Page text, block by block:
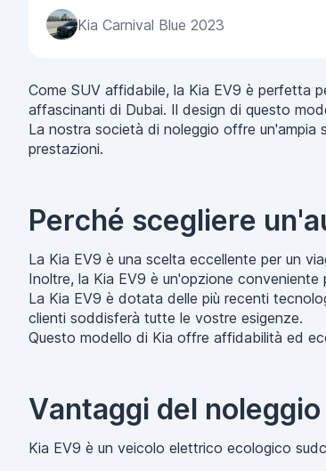
Kia Carnival Blue 2023
Come SUV affidabile, la Kia EV9 è perfetta
affascinanti di Dubai. Il design di questo
La nostra società di noleggio offre un'ampia
prestazioni.
Perché scegliere
La Kia EV9 è una scelta eccellente per un
Inoltre, la Kia EV9 è un'opzione conveniente
La Kia EV9 è dotata delle più recenti
clienti soddisferà tutte le vostre esigenze.
Questo modello di Kia offre affidabilità ed
Vantaggi del
Kia EV9 è un veicolo elettrico ecologico